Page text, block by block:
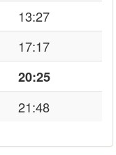
13:27
17:17
20:25
21:48